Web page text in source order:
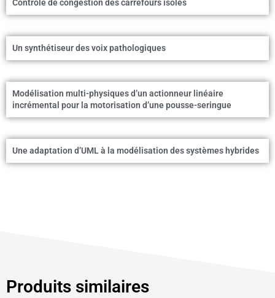
Contrôle de congestion des carrefours isolés
Un synthétiseur des voix pathologiques
Modélisation multi-physiques d’un actionneur linéaire
incrémental pour la motorisation d’une pousse-seringue
Une adaptation d’UML à la modélisation des systèmes hybrides
Produits similaires